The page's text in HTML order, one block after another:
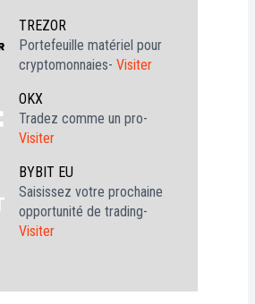
TREZOR
Portefeuille matériel pour
cryptomonnaies- Visiter
OKX
Tradez comme un pro-
Visiter
BYBIT EU
Saisissez votre prochaine
opportunité de trading-
Visiter